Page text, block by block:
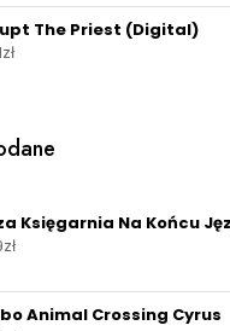
The Priest (Digital)
zł
Księgarnia Na Końcu
zł
Animal Crossing Cyrus